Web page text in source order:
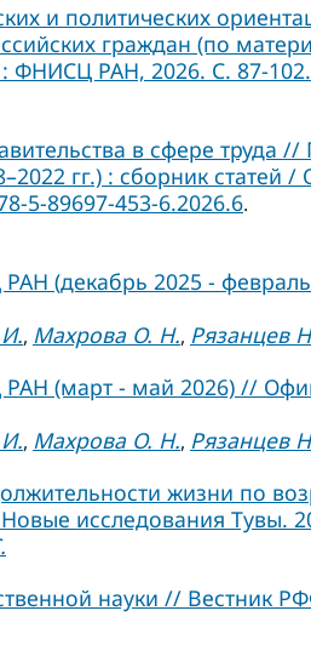
и политических
граждан (по
РАН, 2026. C. 87-102.
в сфере труда
гг.) : сборник
5-89697-453-6.2026.6.
(декабрь 2025 -
, Махрова О. Н., Рязанцев
(март - май 2026) //
, Махрова О. Н., Рязанцев
жизни по
исследования Тувы.
науки // Вестник